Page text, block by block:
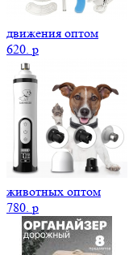
движения оптом
620. p
животных оптом
780. p